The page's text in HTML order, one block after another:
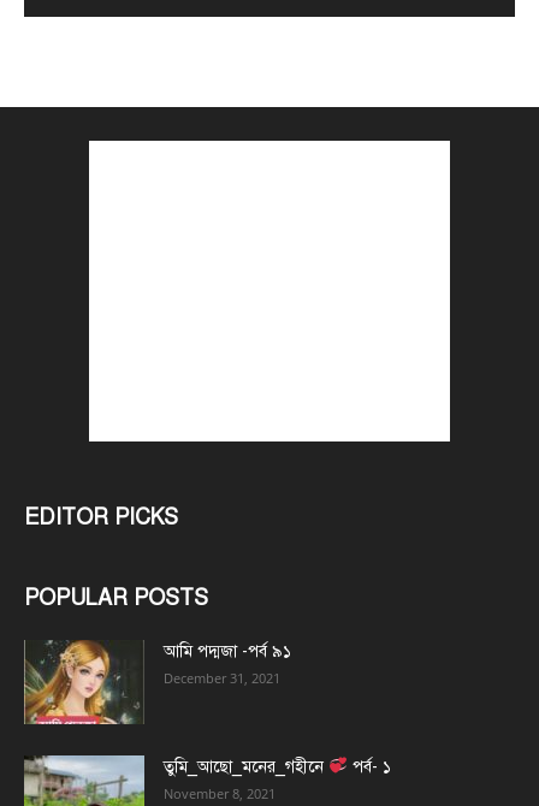
EDITOR PICKS
POPULAR POSTS
আমি পদ্মজা -পর্ব ৯১
December 31, 2021
তুমি_আছো_মনের_গহীনে পর্ব- ১
November 8, 2021